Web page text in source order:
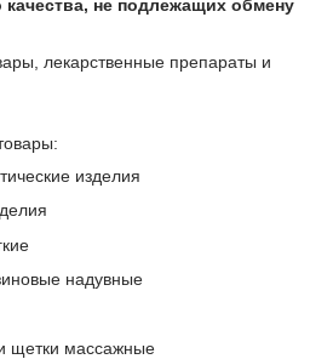
не подлежащих обмену
лекарственные препараты и
изделия
надувные
щетки массажные